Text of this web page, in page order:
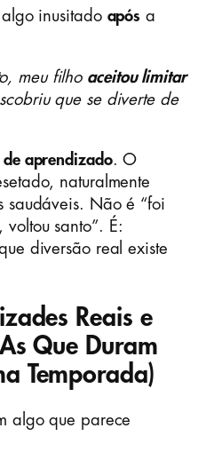
inusitado após a
meu filho aceitou limitar
que se diverte de
aprendizado. O
naturalmente
saudáveis. Não é “foi
santo”. É:
diversão real existe
Reais e
Que Duram
Temporada)
algo que parece